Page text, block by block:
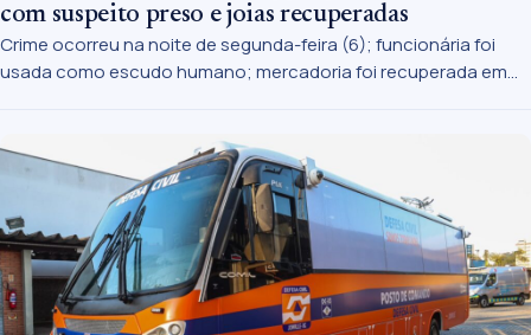
com suspeito preso e joias recuperadas
Crime ocorreu na noite de segunda-feira (6); funcionária foi
usada como escudo humano; mercadoria foi recuperada em